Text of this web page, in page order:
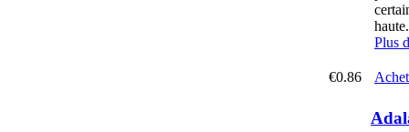
haute.
Plus
€0.86